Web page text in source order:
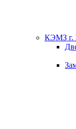
КЭМЗ г.